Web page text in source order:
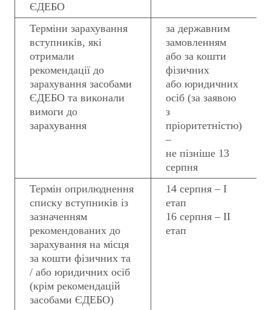
ЄДЕБО
Терміни зарахування
вступників, які
отримали
рекомендації до
зарахування засобами
ЄДЕБО та виконали
вимоги до
зарахування
за державним
замовленням
або за кошти
фізичних
або юридичних
осіб (за заявою
з
пріоритетністю)
–
не пізніше 13
серпня
Термін оприлюднення
списку вступників із
зазначенням
рекомендованих до
зарахування на місця
за кошти фізичних та
/ або юридичних осіб
(крім рекомендацій
засобами ЄДЕБО)
14 серпня – І
етап
16 серпня – ІІ
етап